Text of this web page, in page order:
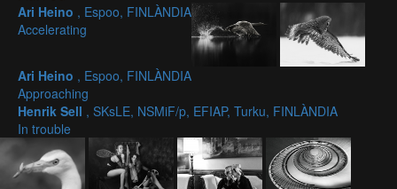
Ari Heino , Espoo, FINLÀNDIA
Accelerating
Ari Heino , Espoo, FINLÀNDIA
Approaching
Henrik Sell , SKsLE, NSMiF/p, EFIAP, Turku, FINLÀNDIA
In trouble